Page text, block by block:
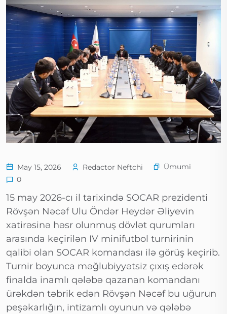
May 15, 2026 Redactor Neftchi
Ümumi
0
15 may 2026-cı il tarixində SOCAR prezidenti
Rövşən Nəcəf Ulu Öndər Heydər Əliyevin
xatirəsinə həsr olunmuş dövlət qurumları
arasında keçirilən IV minifutbol turnirinin
qalibi olan SOCAR komandası ilə görüş keçirib.
Turnir boyunca məğlubiyyətsiz çıxış edərək
finalda inamlı qələbə qazanan komandanı
ürəkdən təbrik edən Rövşən Nəcəf bu uğurun
peşəkarlığın, intizamlı oyunun və qələbə